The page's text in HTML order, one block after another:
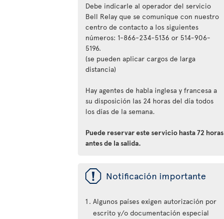
Debe indicarle al operador del servicio
Bell Relay que se comunique con nuestro
centro de contacto a los siguientes
números: 1-866-234-5136 or 514-906-
5196.
(se pueden aplicar cargos de larga
distancia)
Hay agentes de habla inglesa y francesa a
su disposición las 24 horas del día todos
los días de la semana.
Puede reservar este servicio hasta 72 horas
antes de la salida.
ü Notificación importante
Algunos países exigen autorización por
escrito y/o documentación especial